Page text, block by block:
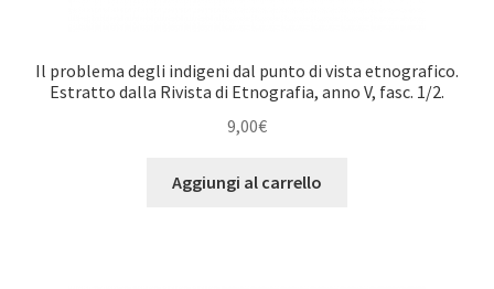
Il problema degli indigeni dal punto di vista etnografico.
Estratto dalla Rivista di Etnografia, anno V, fasc. 1/2.
9,00€
Aggiungi al carrello